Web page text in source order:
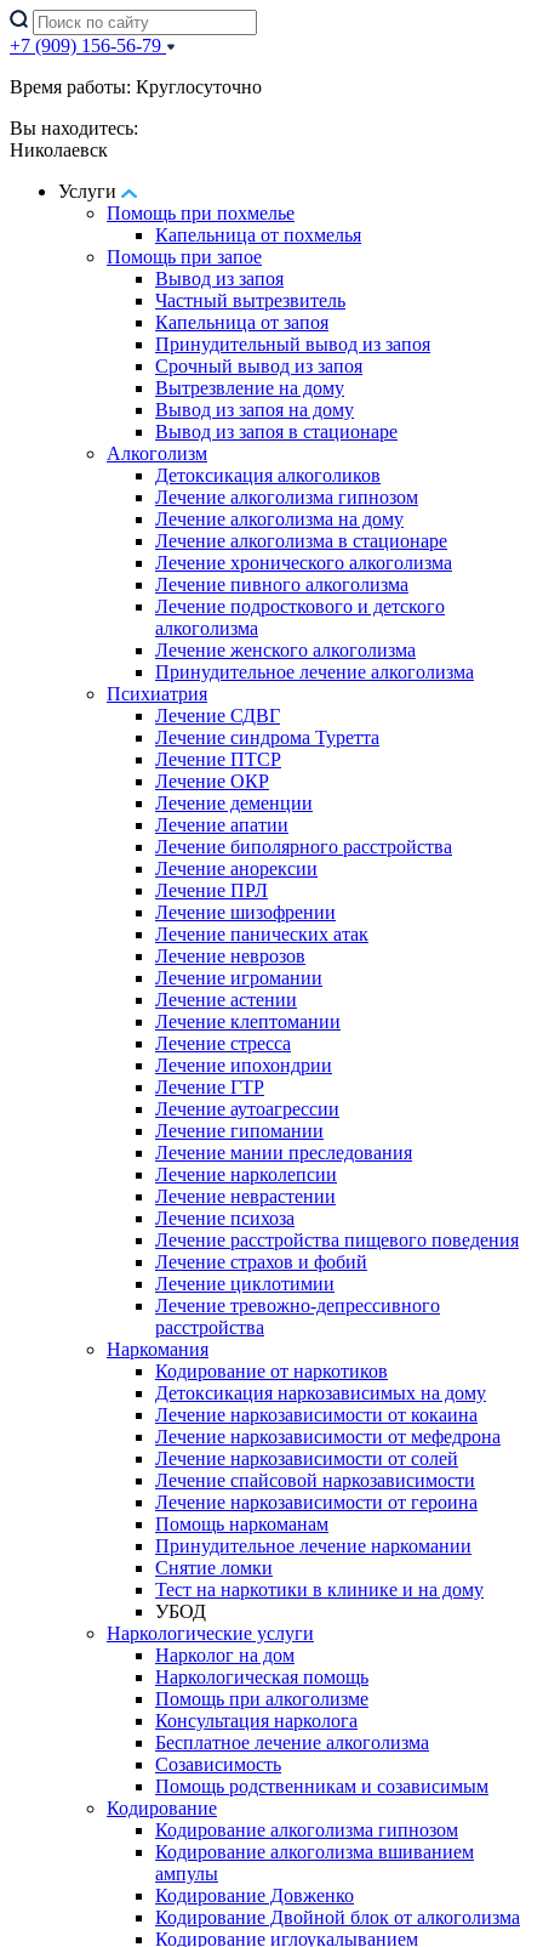
+7 (909) 156-56-79
Время работы: Круглосуточно
Вы находитесь:
Николаевск
Услуги
Помощь при похмелье
Капельница от похмелья
Помощь при запое
Вывод из запоя
Частный вытрезвитель
Капельница от запоя
Принудительный вывод из запоя
Срочный вывод из запоя
Вытрезвление на дому
Вывод из запоя на дому
Вывод из запоя в стационаре
Алкоголизм
Детоксикация алкоголиков
Лечение алкоголизма гипнозом
Лечение алкоголизма на дому
Лечение алкоголизма в стационаре
Лечение хронического алкоголизма
Лечение пивного алкоголизма
Лечение подросткового и детского
алкоголизма
Лечение женского алкоголизма
Принудительное лечение алкоголизма
Психиатрия
Лечение СДВГ
Лечение синдрома Туретта
Лечение ПТСР
Лечение ОКР
Лечение деменции
Лечение апатии
Лечение биполярного расстройства
Лечение анорексии
Лечение ПРЛ
Лечение шизофрении
Лечение панических атак
Лечение неврозов
Лечение игромании
Лечение астении
Лечение клептомании
Лечение стресса
Лечение ипохондрии
Лечение ГТР
Лечение аутоагрессии
Лечение гипомании
Лечение мании преследования
Лечение нарколепсии
Лечение неврастении
Лечение психоза
Лечение расстройства пищевого поведения
Лечение страхов и фобий
Лечение циклотимии
Лечение тревожно-депрессивного
расстройства
Наркомания
Кодирование от наркотиков
Детоксикация наркозависимых на дому
Лечение наркозависимости от кокаина
Лечение наркозависимости от мефедрона
Лечение наркозависимости от солей
Лечение спайсовой наркозависимости
Лечение наркозависимости от героина
Помощь наркоманам
Принудительное лечение наркомании
Снятие ломки
Тест на наркотики в клинике и на дому
УБОД
Наркологические услуги
Нарколог на дом
Наркологическая помощь
Помощь при алкоголизме
Консультация нарколога
Бесплатное лечение алкоголизма
Созависимость
Помощь родственникам и созависимым
Кодирование
Кодирование алкоголизма гипнозом
Кодирование алкоголизма вшиванием
ампулы
Кодирование Довженко
Кодирование Двойной блок от алкоголизма
Кодирование иглоукалыванием